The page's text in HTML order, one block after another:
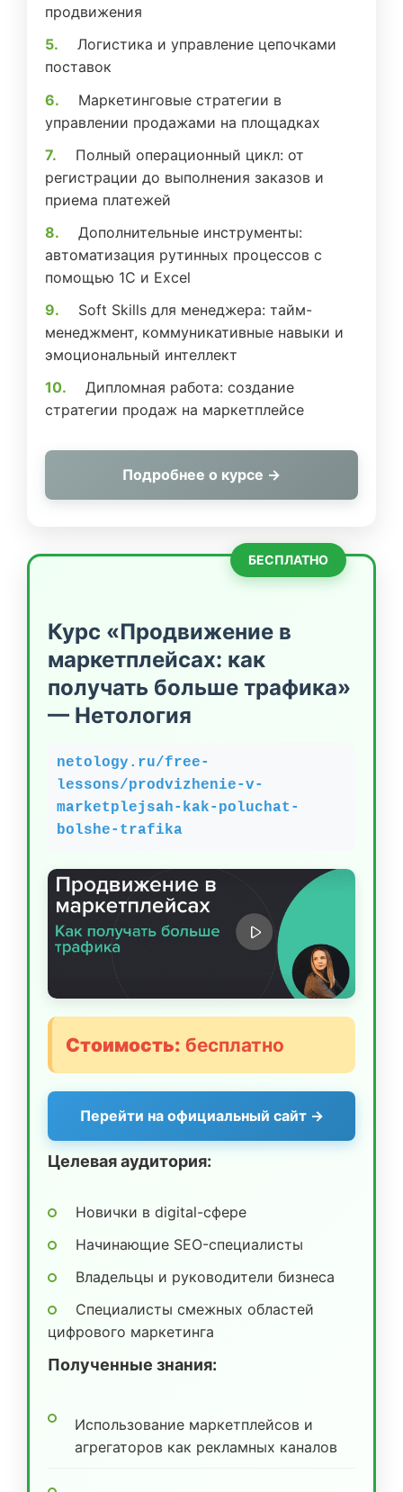
продвижения
Логистика и управление цепочками
поставок
Маркетинговые стратегии в
управлении продажами на площадках
Полный операционный цикл: от
регистрации до выполнения заказов и
приема платежей
Дополнительные инструменты:
автоматизация рутинных процессов с
помощью 1С и Excel
Soft Skills для менеджера: тайм-
менеджмент, коммуникативные навыки и
эмоциональный интеллект
Дипломная работа: создание
стратегии продаж на маркетплейсе
Подробнее о курсе →
БЕСПЛАТНО
Курс «Продвижение в
маркетплейсах: как
получать больше трафика»
— Нетология
netology.ru/free-
lessons/prodvizhenie-v-
marketplejsah-kak-poluchat-
bolshe-trafika
Стоимость: бесплатно
Перейти на официальный сайт →
Целевая аудитория:
Новички в digital-сфере
Начинающие SEO-специалисты
Владельцы и руководители бизнеса
Специалисты смежных областей
цифрового маркетинга
Полученные знания:
Использование маркетплейсов и
агрегаторов как рекламных каналов